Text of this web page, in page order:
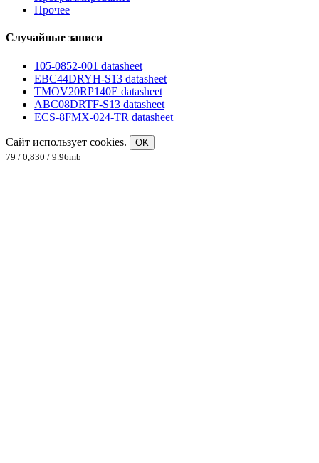
Прочее
Случайные записи
105-0852-001 datasheet
EBC44DRYH-S13 datasheet
TMOV20RP140E datasheet
ABC08DRTF-S13 datasheet
ECS-8FMX-024-TR datasheet
Сайт использует cookies.
OK
79 / 0,830 / 9.96mb